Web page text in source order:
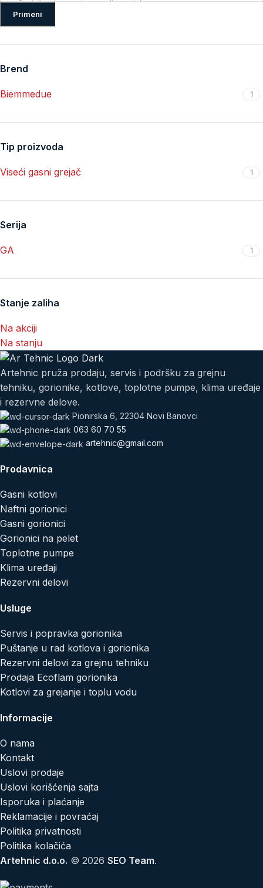
Primeni
Brend
Biemmedue 1
Tip proizvoda
Viseći gasni grejač 1
Serija
GA 1
Stanje zaliha
Na akciji
Na stanju
Artehnic pruža prodaju, servis i podršku za grejnu
tehniku, gorionike, kotlove, toplotne pumpe, klima uređaje
i rezervne delove.
Pionirska 6, 22304 Novi Banovci
063 60 70 55
artehnic@gmail.com
Prodavnica
Gasni kotlovi
Naftni gorionici
Gasni gorionici
Gorionici na pelet
Toplotne pumpe
Klima uređaji
Rezervni delovi
Usluge
Servis i popravka gorionika
Puštanje u rad kotlova i gorionika
Rezervni delovi za grejnu tehniku
Prodaja Ecoflam gorionika
Kotlovi za grejanje i toplu vodu
Informacije
O nama
Kontakt
Uslovi prodaje
Uslovi korišćenja sajta
Isporuka i plaćanje
Reklamacije i povraćaj
Politika privatnosti
Politika kolačića
Artehnic d.o.o. © 2026 SEO Team.